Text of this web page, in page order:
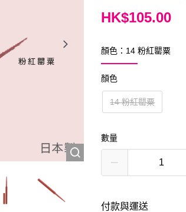
HK$105.00
顏色：14 粉紅罌粟
顏色
14 粉紅罌粟
數量
付款與運送